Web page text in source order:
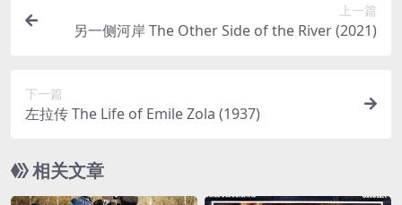
上一篇
另一侧河岸 The Other Side of the River (2021)
下一篇
左拉传 The Life of Emile Zola (1937)
相关文章